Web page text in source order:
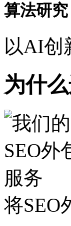
算法研究
以AI创
为什
将SEO